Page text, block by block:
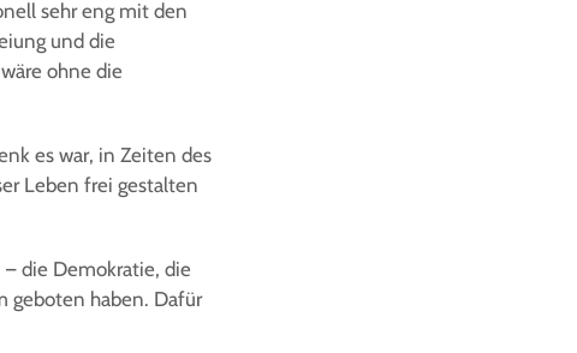
sehr eng mit den
und die
ohne die
es war, in Zeiten des
Leben frei gestalten
die Demokratie, die
geboten haben. Dafür